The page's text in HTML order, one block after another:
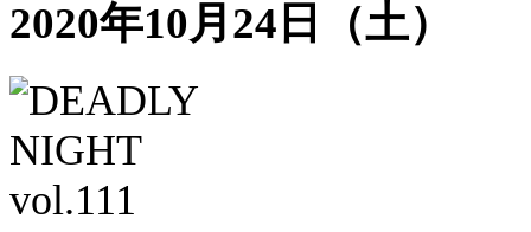
2020年10月24日（土）